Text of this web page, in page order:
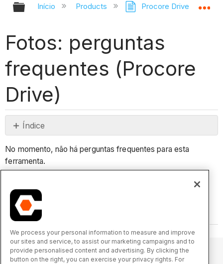
Expandir/recolher hierarquia
Início Products Procore Drive
Fotos: perguntas
frequentes (Procore
Drive)
Índice
Sem
cabeçalhos
No momento, não há perguntas frequentes para esta
ferramenta.
Voltar para o topo
We process your personal information to measure and improve
our sites and service, to assist our marketing campaigns and to
provide personalised content and advertising. By clicking the
button on the right, you can exercise your privacy rights. For